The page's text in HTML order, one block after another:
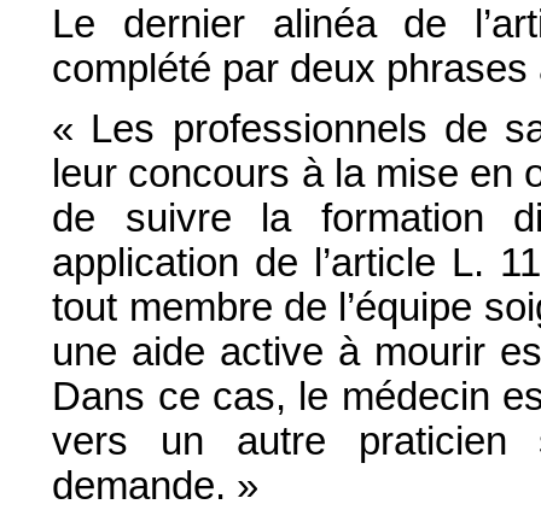
Le dernier alinéa de
complété par deux
« Les professionnels de
leur concours à la mise en
de suivre la formation
application de l’article L.
tout membre de l’équipe
une aide active à mourir
Dans ce cas, le médecin
vers un autre praticien
demande. »